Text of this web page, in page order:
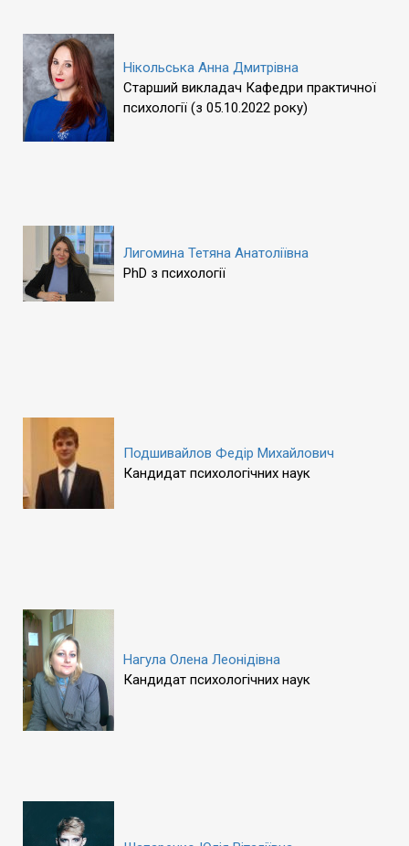
Нікольська Анна Дмитрівна
Старший викладач Кафедри практичної
психології (з 05.10.2022 року)
Лигомина Тетяна Анатоліївна
PhD з психології
Подшивайлов Федір Михайлович
Кандидат психологічних наук
Нагула Олена Леонідівна
Кандидат психологічних наук